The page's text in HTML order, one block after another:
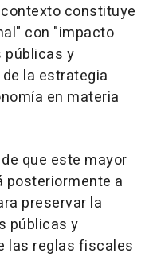
constituye
con "impacto
públicas y
la estrategia
en materia
que este mayor
posteriormente a
preservar la
públicas y
las reglas fiscales